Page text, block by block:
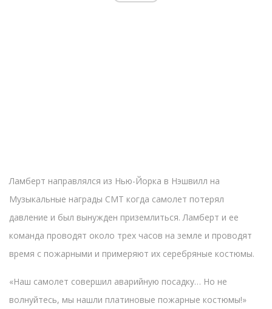
Ламберт направлялся из Нью-Йорка в Нэшвилл на
Музыкальные награды CMT когда самолет потерял
давление и был вынужден приземлиться. Ламберт и ее
команда проводят около трех часов на земле и проводят
время с пожарными и примеряют их серебряные костюмы.
«Наш самолет совершил аварийную посадку… Но не
волнуйтесь, мы нашли платиновые пожарные костюмы!»